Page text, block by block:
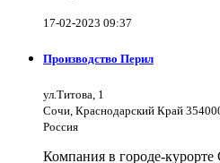
17-02-2023 09:37
Производство Перил
ул.Титова, 1
Сочи, Краснодарский Край
Россия
Компания в городе-